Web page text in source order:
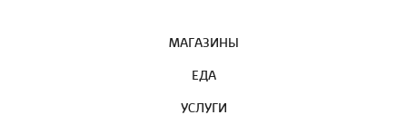
МАГАЗИНЫ
ЕДА
УСЛУГИ